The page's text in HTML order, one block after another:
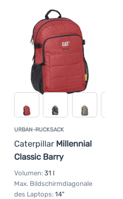
URBAN-RUCKSACK
Caterpillar Millennial
Classic Barry
Volumen: 31 l
Max. Bildschirmdiagonale
des Laptops: 14"